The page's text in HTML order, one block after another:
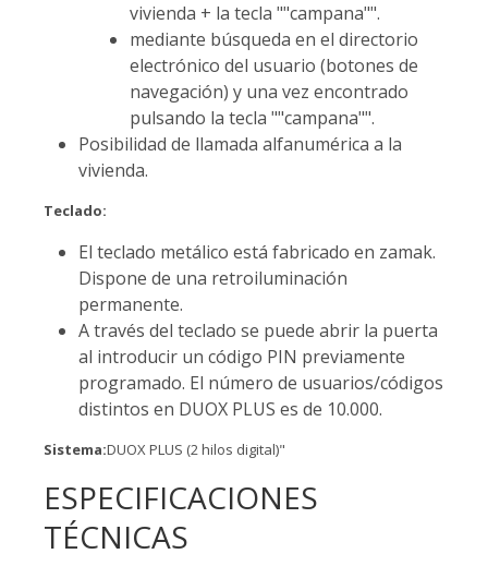
vivienda + la tecla ""campana"".
mediante búsqueda en el directorio
electrónico del usuario (botones de
navegación) y una vez encontrado
pulsando la tecla ""campana"".
Posibilidad de llamada alfanumérica a la
vivienda.
Teclado:
El teclado metálico está fabricado en zamak.
Dispone de una retroiluminación
permanente.
A través del teclado se puede abrir la puerta
al introducir un código PIN previamente
programado. El número de usuarios/códigos
distintos en DUOX PLUS es de 10.000.
Sistema:DUOX PLUS (2 hilos digital)"
ESPECIFICACIONES
TÉCNICAS